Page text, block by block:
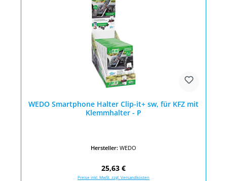
WEDO Smartphone Halter Clip-it+ sw, für KFZ mit
Klemmhalter - P
Hersteller: WEDO
Regulärer Preis:
25,63 €
Preise inkl. MwSt. zzgl. Versandkosten